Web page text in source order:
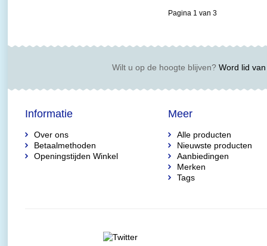
Pagina 1 van 3
Wilt u op de hoogte blijven?Word lid van
Informatie
Over ons
Betaalmethoden
Openingstijden Winkel
Meer
Alle producten
Nieuwste producten
Aanbiedingen
Merken
Tags